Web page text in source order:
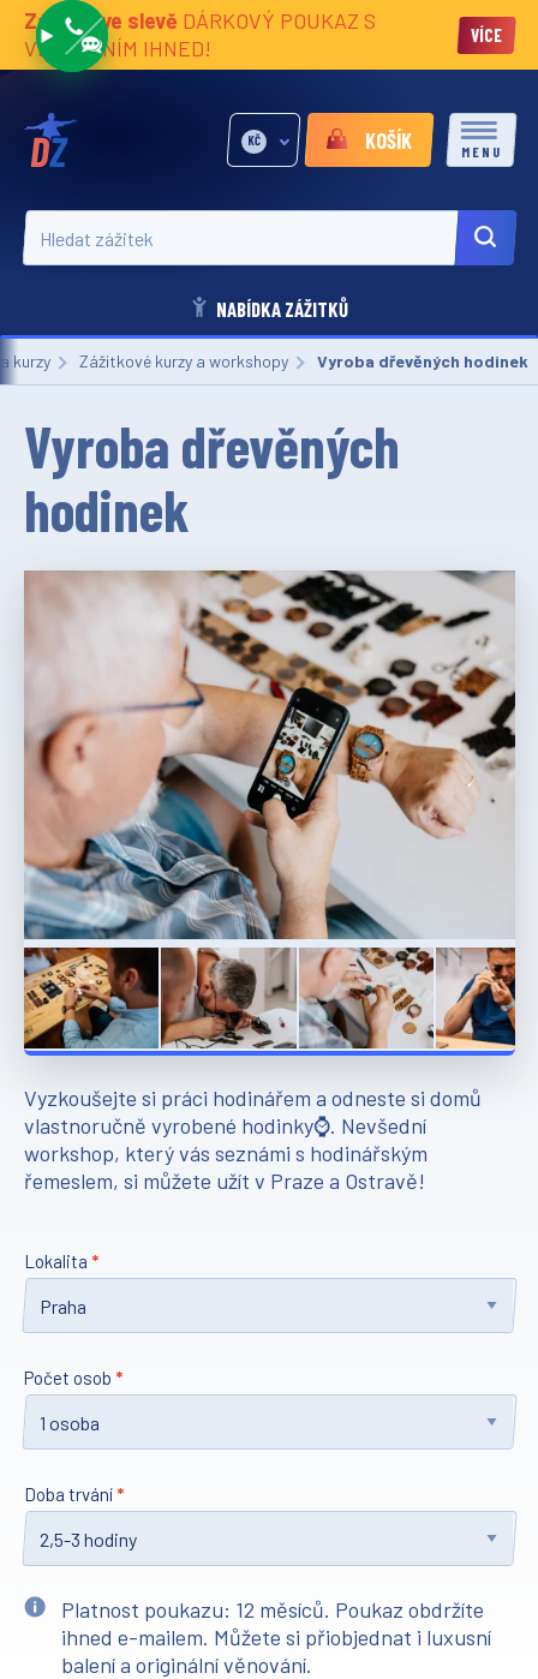
Zážitky ve slevě DÁRKOVÝ POUKAZ S
VĚNOVÁNÍM IHNED!
VÍCE
KČ KOŠÍK MENU
Hledat zážitek
NABÍDKA ZÁŽITKŮ
kurzy Zážitkové kurzy a workshopy Aktuální:
Vyroba dřevěných hodinek
Vyroba dřevěných
hodinek
Vyzkoušejte si práci hodinářem a odneste si domů
vlastnoručně vyrobené hodinky⌚. Nevšední
workshop, který vás seznámi s hodinářským
řemeslem, si můžete užít v Praze a Ostravě!
Lokalita
Počet osob
Doba trvání
Platnost poukazu: 12 měsíců. Poukaz obdržíte
ihned e-mailem. Můžete si přiobjednat i luxusní
balení a originální věnování.